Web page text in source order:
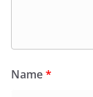
Name*